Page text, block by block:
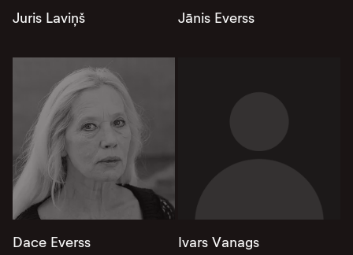
Juris Laviņš Jānis Everss
Dace Everss Ivars Vanags